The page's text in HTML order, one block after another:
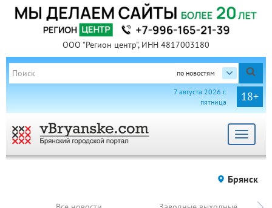
ООО "Регион центр", ИНН 4817003180
по новостям
18+
7 августа 2026 г.
пятница
Toggle
Брянск